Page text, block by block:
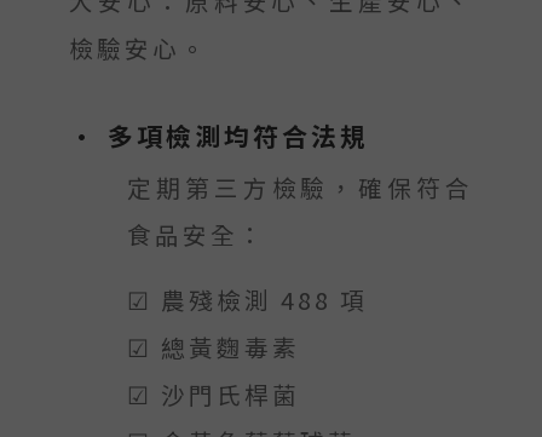
檢驗安心。
• 多項檢測均符合法規
定期第三方檢驗，確保符合
食品安全：
☑ 農殘檢測 488 項
☑ 總黃麴毒素
☑ 沙門氏桿菌